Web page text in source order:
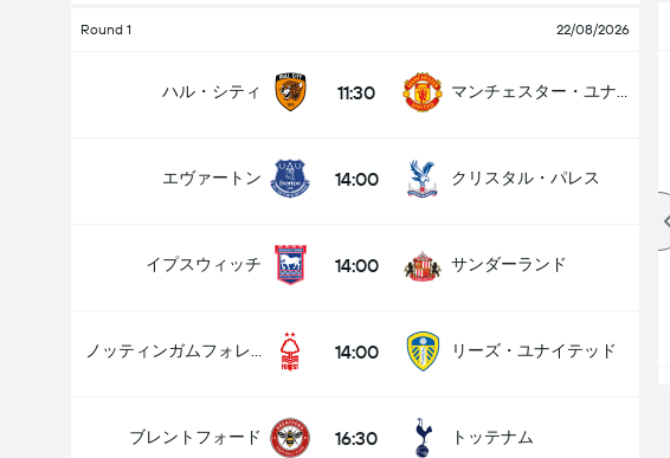
Round 1 22/08/2026
ハル・シティ 11:30
エヴァートン 14:00 クリスタル・パレス
イプスウィッチ 14:00 サンダーランド
14:00 リーズ・ユナイテッド
ブレントフォード 16:30 トッテナム
試合のゴールの合計 (2.5)
オーバー